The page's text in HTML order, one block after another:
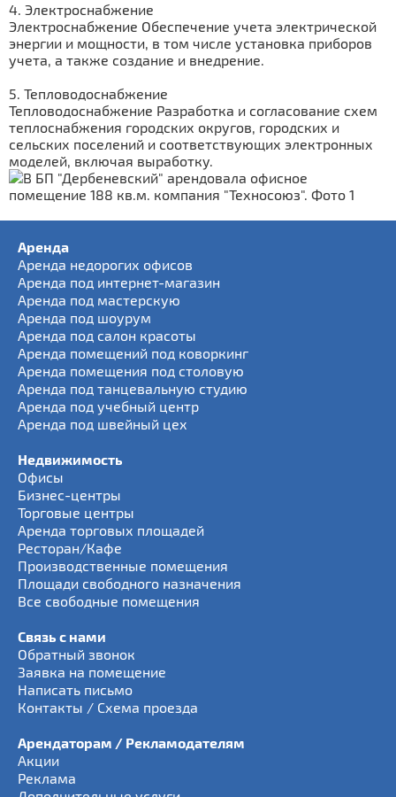
4. Электроснабжение
Электроснабжение Обеспечение учета электрической
энергии и мощности, в том числе установка приборов
учета, а также создание и внедрение.
5. Тепловодоснабжение
Тепловодоснабжение Разработка и согласование схем
те­плоснабжения городских округов, городских и
сельских поселений и соответствующих электронных
моделей, включая выработку.
Аренда
Аренда недорогих офисов
Аренда под интернет-магазин
Аренда под мастерскую
Аренда под шоурум
Аренда под салон красоты
Аренда помещений под коворкинг
Аренда помещения под столовую
Аренда под танцевальную студию
Аренда под учебный центр
Аренда под швейный цех
Недвижимость
Офисы
Бизнес-центры
Торговые центры
Аренда торговых площадей
Ресторан/Кафе
Производственные помещения
Площади свободного назначения
Все свободные помещения
Связь с нами
Обратный звонок
Заявка на помещение
Написать письмо
Контакты / Схема проезда
Арендаторам / Рекламодателям
Акции
Реклама